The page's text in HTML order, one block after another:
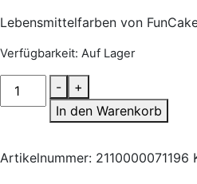
Lebensmittelfarben von
Verfügbarkeit: Auf Lager
Funcakes
Gelfarbe
Gelb
Menge
-
+
In den Warenkorb
Artikelnummer: 2110000071196